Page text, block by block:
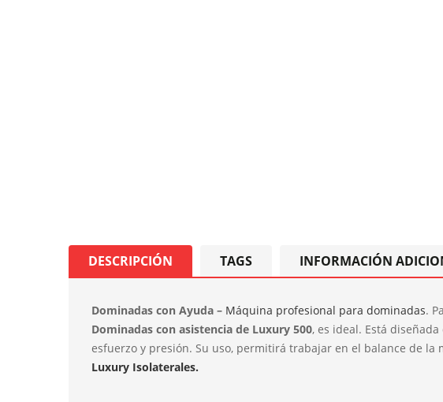
DESCRIPCIÓN TAGS INFORMACIÓN
Dominadas con Ayuda – Máquina profesional para dominadas.
Dominadas con asistencia de Luxury 500, es ideal. Está
esfuerzo y presión. Su uso, permitirá trabajar en el balance de la
Luxury Isolaterales.